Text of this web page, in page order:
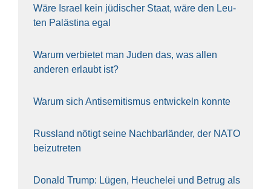
Wäre Isra­el kein jüdi­scher Staat, wäre den Leu­
ten Paläs­ti­na egal
War­um ver­bie­tet man Juden das, was allen
ande­ren erlaubt ist?
War­um sich Anti­se­mi­tis­mus ent­wi­ckeln konn­te
Russ­land nötigt sei­ne Nach­bar­län­der, der NATO
bei­zu­tre­ten
Donald Trump: Lügen, Heu­che­lei und Betrug als